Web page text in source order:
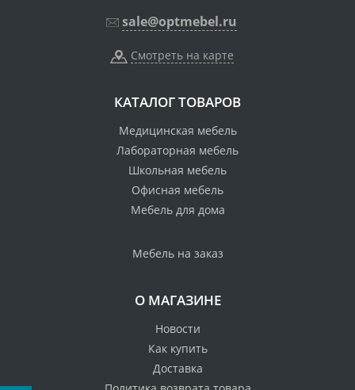
sale@optmebel.ru
Смотреть на карте
КАТАЛОГ ТОВАРОВ
Медицинская мебель
Лабораторная мебель
Школьная мебель
Офисная мебель
Мебель для дома
Мебель на заказ
О МАГАЗИНЕ
Новости
Как купить
Доставка